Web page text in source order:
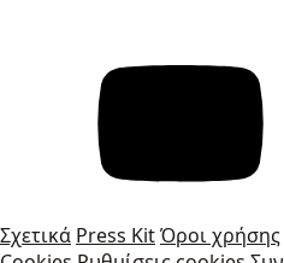
Σχετικά Press KitΌροι χρήσης